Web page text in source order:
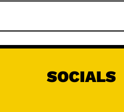
SOCIALS